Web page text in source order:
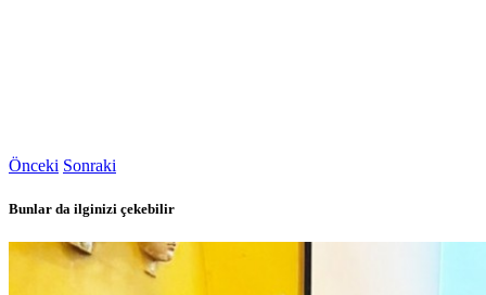
Önceki Sonraki
Bunlar da ilginizi çekebilir